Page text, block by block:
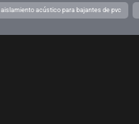
aislamiento acústico para bajantes de pvc